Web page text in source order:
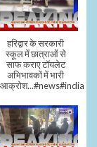
हरिद्वार के सरकारी
स्कूल में छात्राओं से
साफ कराए टॉयलेट
अभिभावकों में भारी
आक्रोश...#news#india